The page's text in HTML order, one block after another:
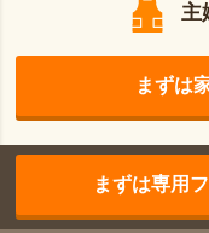
主
まずは
まずは専用